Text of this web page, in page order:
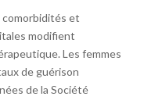
comorbidités et
modifient
Les femmes
de guérison
de la Société